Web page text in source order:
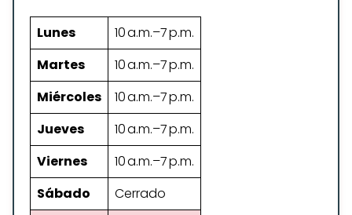
Lunes
10 a.m.–7 p.m.
Martes
10 a.m.–7 p.m.
Miércoles
10 a.m.–7 p.m.
Jueves
10 a.m.–7 p.m.
Viernes
10 a.m.–7 p.m.
Sábado
Cerrado